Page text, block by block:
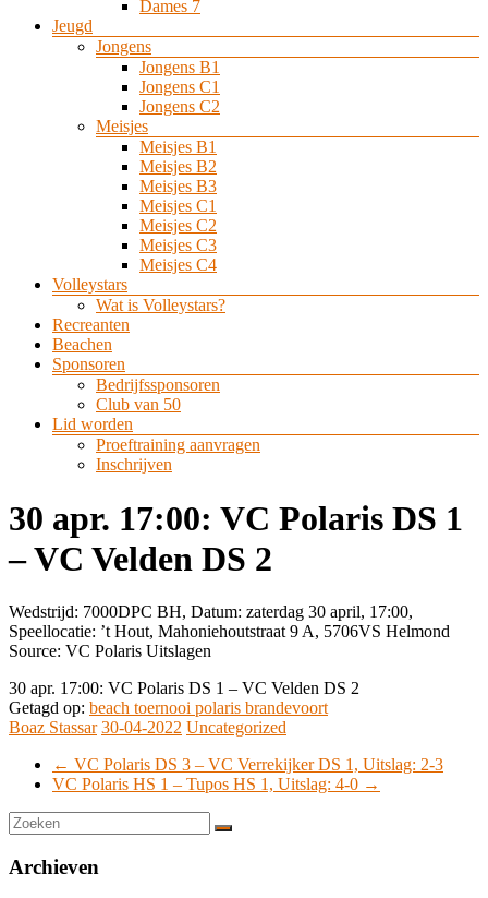
Dames 7
Jeugd
Jongens
Jongens B1
Jongens C1
Jongens C2
Meisjes
Meisjes B1
Meisjes B2
Meisjes B3
Meisjes C1
Meisjes C2
Meisjes C3
Meisjes C4
Volleystars
Wat is Volleystars?
Recreanten
Beachen
Sponsoren
Bedrijfssponsoren
Club van 50
Lid worden
Proeftraining aanvragen
Inschrijven
30 apr. 17:00: VC Polaris DS 1
– VC Velden DS 2
Wedstrijd: 7000DPC BH, Datum: zaterdag 30 april, 17:00,
Speellocatie: ’t Hout, Mahoniehoutstraat 9 A, 5706VS Helmond
Source: VC Polaris Uitslagen
30 apr. 17:00: VC Polaris DS 1 – VC Velden DS 2
Getagd op: beach toernooi polaris brandevoort
Boaz Stassar 30-04-2022 Uncategorized
← VC Polaris DS 3 – VC Verrekijker DS 1, Uitslag: 2-3
VC Polaris HS 1 – Tupos HS 1, Uitslag: 4-0 →
Archieven